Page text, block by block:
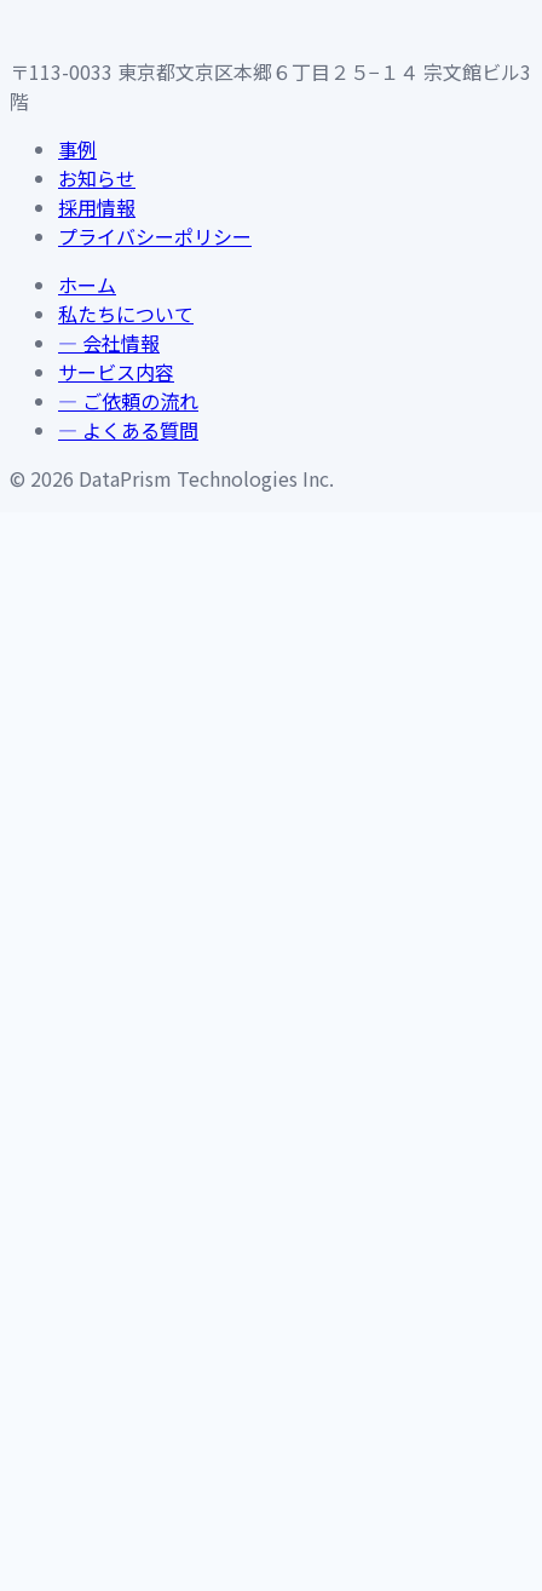
〒113-0033 東京都文京区本郷６丁目２５−１４ 宗文館ビル3
階
事例
お知らせ
採用情報
プライバシーポリシー
ホーム
私たちについて
— 会社情報
サービス内容
— ご依頼の流れ
— よくある質問
© 2026 DataPrism Technologies Inc.